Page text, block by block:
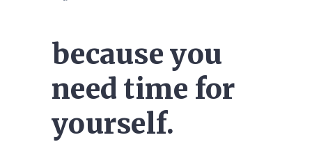
because you
need time for
yourself.